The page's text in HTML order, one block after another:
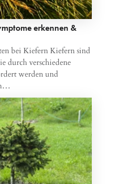
erkennen &
bei Kiefern Kiefern sind
durch verschiedene
werden und